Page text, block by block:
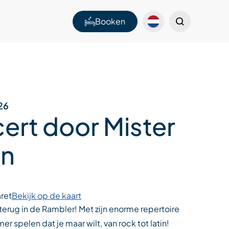
Booken
door Mister
Bekijk op de kaart
in de Rambler! Met zijn enorme repertoire
spelen dat je maar wilt, van rock tot latin!